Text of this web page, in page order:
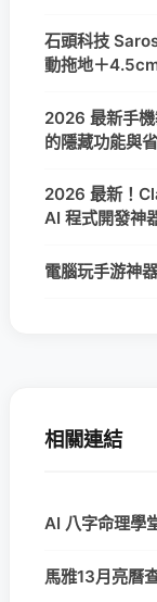
石頭科技
動拖地＋
2026 最新手
的隱藏功能與
2026 最新！
AI 程式開發神
電腦玩手游神
相關連結
AI 八字命理學
馬雅13月亮曆